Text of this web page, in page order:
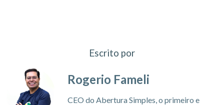
Escrito por
Rogerio Fameli
CEO do Abertura Simples, o primeiro e